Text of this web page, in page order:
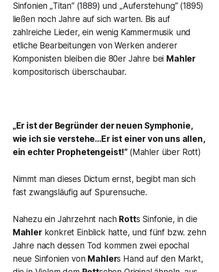
Sinfonien „Titan“ (1889) und „Auferstehung“ (1895)
ließen noch Jahre auf sich warten. Bis auf
zahlreiche Lieder, ein wenig Kammermusik und
etliche Bearbeitungen von Werken anderer
Komponisten bleiben die 80er Jahre bei Mahler
kompositorisch überschaubar.
„Er ist der Begründer der neuen Symphonie,
wie ich sie verstehe…Er ist einer von uns allen,
ein echter Prophetengeist!“ (Mahler über Rott)
Nimmt man dieses Dictum ernst, begibt man sich
fast zwangsläufig auf Spurensuche.
Nahezu ein Jahrzehnt nach Rotts Sinfonie, in die
Mahlerkonkret Einblick hatte, und fünf bzw. zehn
Jahre nach dessen Tod kommen zwei epochal
neue Sinfonien von Mahlers Hand auf den Markt,